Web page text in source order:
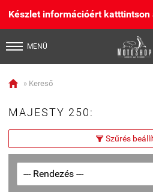
Készlet információért katttintson
MENÜ
 » Kereső
MAJESTY 250:
 Szűrés